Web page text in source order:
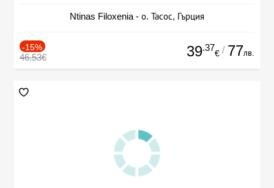
Ntinas Filoxenia - о. Тасос, Гърция
-15%
46.53€ 39.37
€ / 77лв.